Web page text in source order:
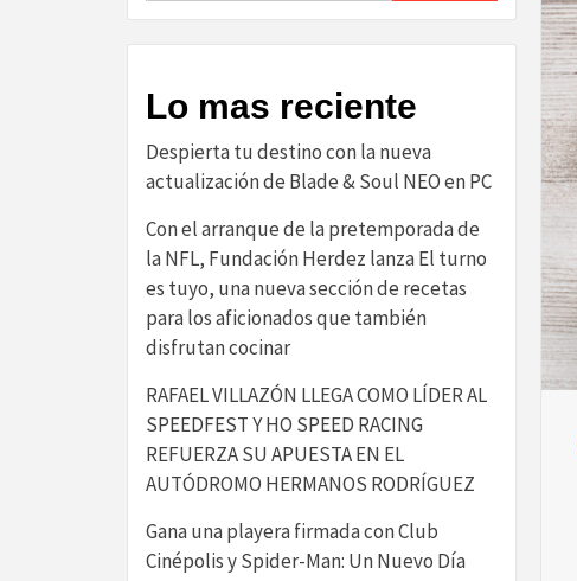
Lo mas reciente
Despierta tu destino con la nueva
actualización de Blade & Soul NEO en PC
Con el arranque de la pretemporada de
la NFL, Fundación Herdez lanza El turno
es tuyo, una nueva sección de recetas
para los aficionados que también
disfrutan cocinar
RAFAEL VILLAZÓN LLEGA COMO LÍDER AL
SPEEDFEST Y HO SPEED RACING
REFUERZA SU APUESTA EN EL
AUTÓDROMO HERMANOS RODRÍGUEZ
Gana una playera firmada con Club
Cinépolis y Spider-Man: Un Nuevo Día